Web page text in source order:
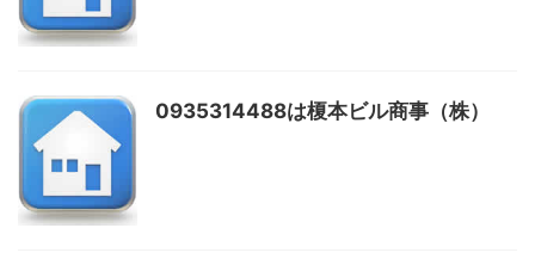
0935314488は榎本ビル商事（株）